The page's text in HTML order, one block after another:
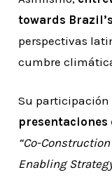
towards
perspectivas
cumbre
Su
“Co-
Enabling